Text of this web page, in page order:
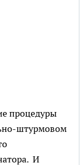
процедуры
штурмовом
И